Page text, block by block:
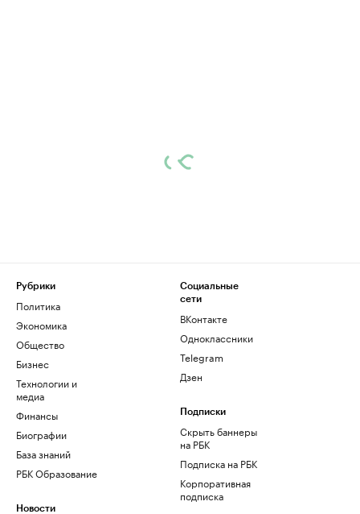
Рубрики
Политика
Экономика
Общество
Бизнес
Технологии и
медиа
Финансы
Биографии
База знаний
РБК Образование
Новости
Социальные
сети
ВКонтакте
Одноклассники
Telegram
Дзен
Подписки
Скрыть баннеры
на РБК
Подписка на РБК
Корпоративная
подписка